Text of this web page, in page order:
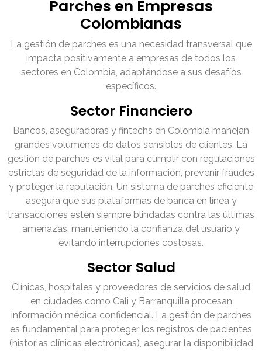
Parches en Empresas
Colombianas
La gestión de parches es una necesidad transversal que
impacta positivamente a empresas de todos los
sectores en Colombia, adaptándose a sus desafíos
específicos.
Sector Financiero
Bancos, aseguradoras y fintechs en Colombia manejan
grandes volúmenes de datos sensibles de clientes. La
gestión de parches es vital para cumplir con regulaciones
estrictas de seguridad de la información, prevenir fraudes
y proteger la reputación. Un sistema de parches eficiente
asegura que sus plataformas de banca en línea y
transacciones estén siempre blindadas contra las últimas
amenazas, manteniendo la confianza del usuario y
evitando interrupciones costosas.
Sector Salud
Clínicas, hospitales y proveedores de servicios de salud
en ciudades como Cali y Barranquilla procesan
información médica confidencial. La gestión de parches
es fundamental para proteger los registros de pacientes
(historias clínicas electrónicas), asegurar la disponibilidad